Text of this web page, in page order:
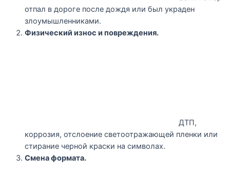
отпал в дороге после дождя или был украден
злоумышленниками.
Физический износ и повреждения.
ДТП,
коррозия, отслоение светоотражающей пленки или
стирание черной краски на символах.
Смена формата.